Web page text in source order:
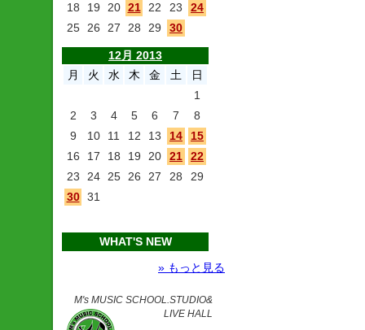
18
19 20 21 22 23
24
25
26 27 28 29 30
12月 2013
月
火 水 木 金 土
日
1
2
3 4 5 6 7
8
9
10 11 12 13 14
15
16
17 18 19 20 21
22
23
24 25 26 27 28
29
30 31
WHAT'S NEW
» もっと見る
M's MUSIC SCHOOL.STUDIO&
LIVE HALL